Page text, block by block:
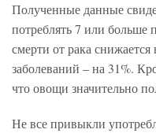
Полученные данные
потреблять 7 или
смерти от рака
заболеваний – на 31%.
что овощи значительно
Не все привыкли